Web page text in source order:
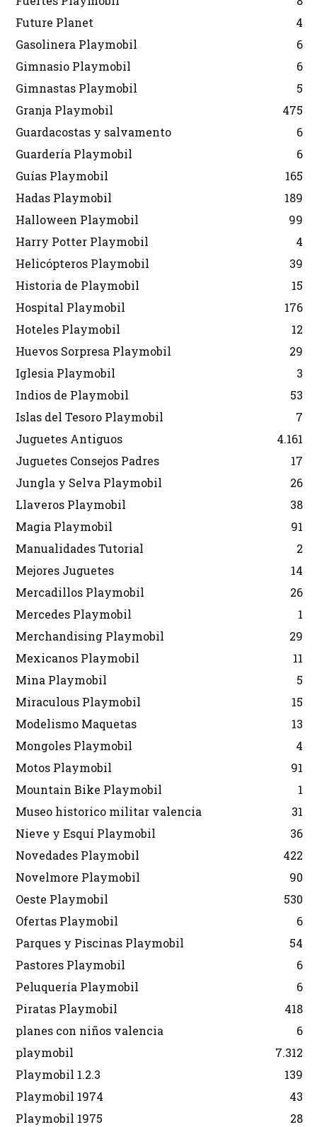
Future Planet
4
Gasolinera Playmobil
6
Gimnasio Playmobil
6
Gimnastas Playmobil
5
Granja Playmobil
475
Guardacostas y salvamento
6
Guardería Playmobil
6
Guías Playmobil
165
Hadas Playmobil
189
Halloween Playmobil
99
Harry Potter Playmobil
4
Helicópteros Playmobil
39
Historia de Playmobil
15
Hospital Playmobil
176
Hoteles Playmobil
12
Huevos Sorpresa Playmobil
29
Iglesia Playmobil
3
Indios de Playmobil
53
Islas del Tesoro Playmobil
7
Juguetes Antiguos
4.161
Juguetes Consejos Padres
17
Jungla y Selva Playmobil
26
Llaveros Playmobil
38
Magia Playmobil
91
Manualidades Tutorial
2
Mejores Juguetes
14
Mercadillos Playmobil
26
Mercedes Playmobil
1
Merchandising Playmobil
29
Mexicanos Playmobil
11
Mina Playmobil
5
Miraculous Playmobil
15
Modelismo Maquetas
13
Mongoles Playmobil
4
Motos Playmobil
91
Mountain Bike Playmobil
1
Museo historico militar valencia
31
Nieve y Esquí Playmobil
36
Novedades Playmobil
422
Novelmore Playmobil
90
Oeste Playmobil
530
Ofertas Playmobil
6
Parques y Piscinas Playmobil
54
Pastores Playmobil
6
Peluquería Playmobil
6
Piratas Playmobil
418
planes con niños valencia
6
playmobil
7.312
Playmobil 1.2.3
139
Playmobil 1974
43
Playmobil 1975
28